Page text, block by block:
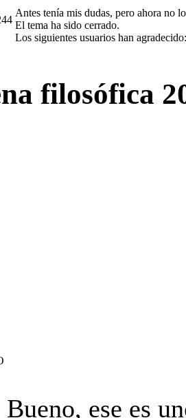
Antes tenía mis dudas, pero ahora no
El tema ha sido cerrado.
Los siguientes usuarios han
filosófica
Bueno, ese es